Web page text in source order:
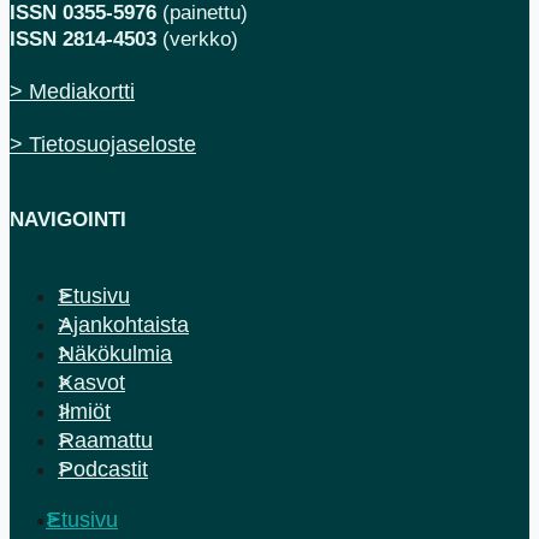
ISSN 0355-5976 (painettu)
ISSN 2814-4503 (verkko)
> Mediakortti
> Tietosuojaseloste
NAVIGOINTI
Etusivu
Ajankohtaista
Näkökulmia
Kasvot
Ilmiöt
Raamattu
Podcastit
Etusivu